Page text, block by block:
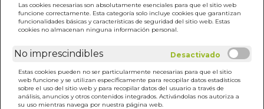
Las cookies necesarias son absolutamente esenciales para que el sitio web
funcione correctamente. Esta categoría solo incluye cookies que garantizan
funcionalidades básicas y características de seguridad del sitio web. Estas
cookies no almacenan ninguna información personal.
No imprescindibles
Estas cookies pueden no ser particularmente necesarias para que el sitio
web funcione y se utilizan específicamente para recopilar datos estadísticos
sobre el uso del sitio web y para recopilar datos del usuario a través de
análisis, anuncios y otros contenidos integrados. Activándolas nos autoriza a
su uso mientras navega por nuestra página web.
Literatura
Anterior
ULTIMAS NOVEDADES